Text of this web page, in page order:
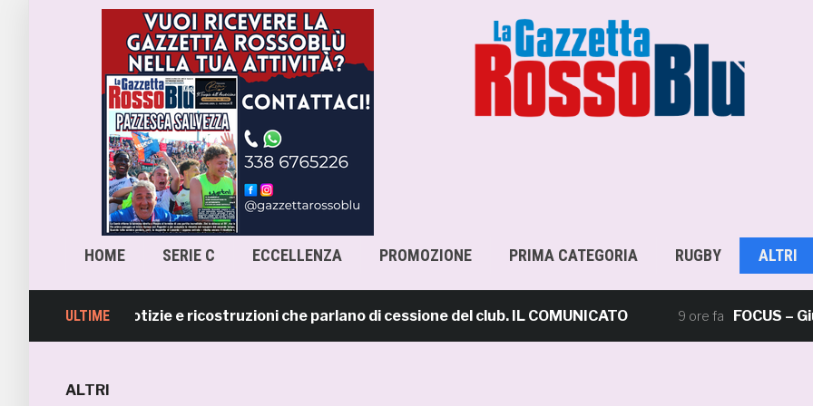
HOME SERIE C ECCELLENZA PROMOZIONE PRIMA CATEGORIA RUGBY ALTRI
ULTIME
notizie e ricostruzioni che parlano di cessione del club. IL COMUNICATO 9 ore fa FOCUS –
ALTRI